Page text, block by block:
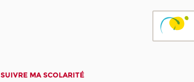
SUIVRE MA SCOLARITÉ